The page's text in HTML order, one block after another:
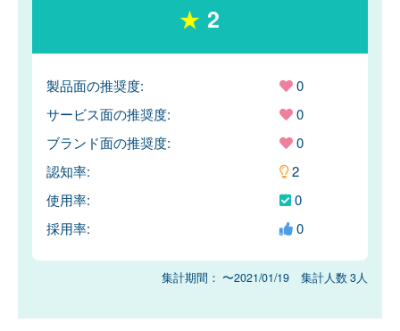
★ 2
製品面の推奨度:
サービス面の推奨度:
ブランド面の推奨度:
0
0
0
認知率:
使用率:
採用率:
2
0
0
集計期間： 〜2021/01/19 集計人数 3人